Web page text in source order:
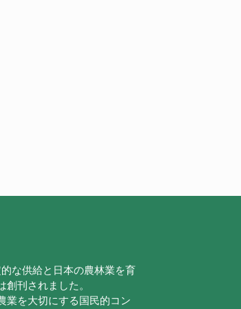
な供給と日本の農林業を育
刊されました。
業を大切にする国民的コン